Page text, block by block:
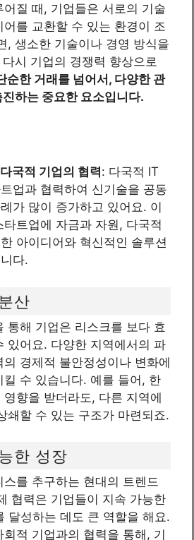
질 때, 기업들은 서로의 기술
를 교환할 수 있는 환경이 조
, 생소한 기술이나 경영 방식을
시 기업의 경쟁력 향상으로
순한 거래를 넘어서, 다양한 관
하는 중요한 요소입니다.
국적 기업의 협력: 다국적 IT
업과 협력하여 신기술을 공동
가 많이 증가하고 있어요. 이
타트업에 자금과 자원, 다국적
아이디어와 혁신적인 솔루션
다.
산
통해 기업은 리스크를 보다 효
있어요. 다양한 지역에서의 파
의 경제적 불안정성이나 변화에
수 있습니다. 예를 들어, 한
향을 받더라도, 다른 지역에
쇄할 수 있는 구조가 마련되죠.
한 성장
를 추구하는 현대의 트렌드
협력은 기업들이 지속 가능한
달성하는 데도 큰 역할을 해요.
적 기업과의 협력을 통해, 기